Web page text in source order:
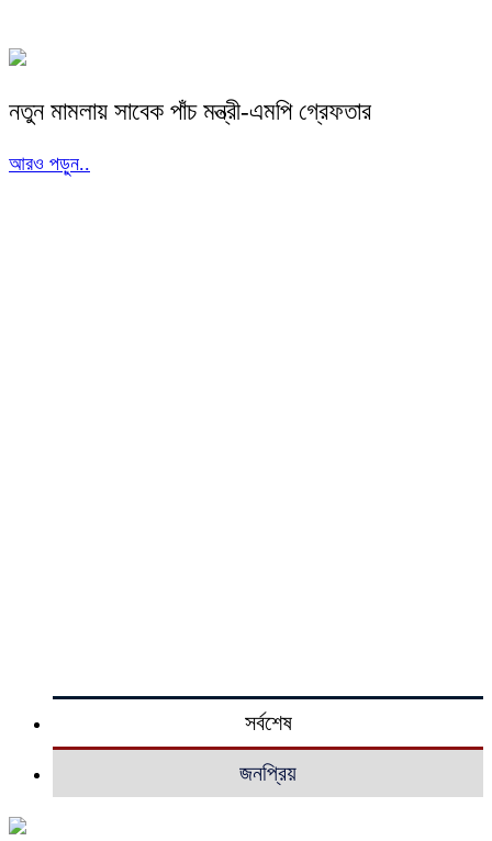
নতুন মামলায় সাবেক পাঁচ মন্ত্রী-এমপি গ্রেফতার
আরও পড়ুন..
সর্বশেষ
জনপ্রিয়